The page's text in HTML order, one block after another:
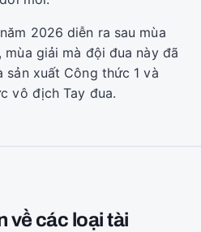
2026 diễn ra sau mùa
giải mà đội đua này đã
xuất Công thức 1 và
vô địch Tay đua.
về các loại tài